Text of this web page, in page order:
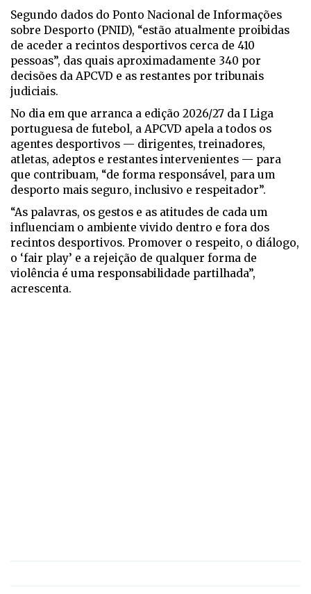
Segundo dados do Ponto Nacional de Informações
sobre Desporto (PNID), “estão atualmente proibidas
de aceder a recintos desportivos cerca de 410
pessoas”, das quais aproximadamente 340 por
decisões da APCVD e as restantes por tribunais
judiciais.
No dia em que arranca a edição 2026/27 da I Liga
portuguesa de futebol, a APCVD apela a todos os
agentes desportivos — dirigentes, treinadores,
atletas, adeptos e restantes intervenientes — para
que contribuam, “de forma responsável, para um
desporto mais seguro, inclusivo e respeitador”.
“As palavras, os gestos e as atitudes de cada um
influenciam o ambiente vivido dentro e fora dos
recintos desportivos. Promover o respeito, o diálogo,
o ‘fair play’ e a rejeição de qualquer forma de
violência é uma responsabilidade partilhada”,
acrescenta.